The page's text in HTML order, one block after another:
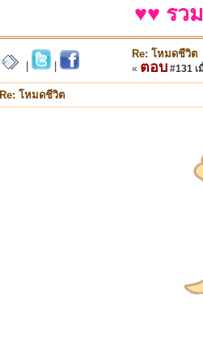
♥♥ รว
Re: โหมดชีวิต
« ตอบ #131 เ
Re: โหมดชีวิต